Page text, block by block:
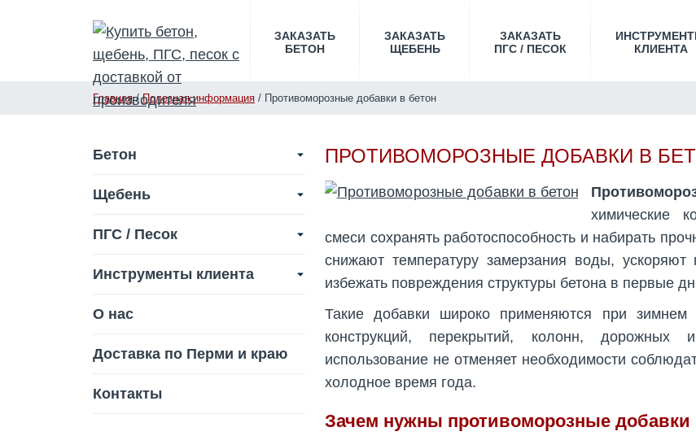
ЗАКАЗАТЬ
БЕТОН
ЗАКАЗАТЬ
ЩЕБЕНЬ
ЗАКАЗАТЬ
ПГС / ПЕСОК
КЛИЕНТА
Главная/Полезная информация / Противоморозные добавки в бетон
Бетон
Щебень
ПГС / Песок
Инструменты клиента
О нас
Доставка по Перми и краю
Контакты
ПРОТИВОМОРОЗНЫЕ ДОБАВКИ В
химические
смеси сохранять работоспособность и набирать
снижают температуру замерзания воды,
избежать повреждения структуры бетона в первые
Такие добавки широко применяются при зимнем
конструкций, перекрытий, колонн,
использование не отменяет необходимости
холодное время года.
Зачем нужны противоморозные добавки